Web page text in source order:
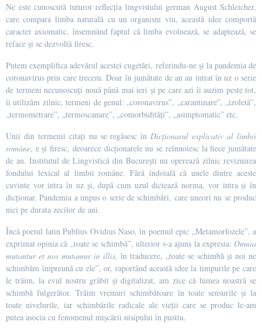
Ne este cunoscută tuturor reflecția lingvistului german August Schleicher,
care compara limba naturală cu un organism viu, această idee comportă
caracter axiomatic, însemnând faptul că limba evoluează, se adaptează, se
reface și se dezvoltă firesc.
Putem exemplifica adevărul acestei cugetări, referindu-ne și la pandemia de
coronavirus prin care trecem. Doar în jumătate de an au intrat în uz o serie
de termeni necunoscuți nouă până mai ieri și pe care azi îi auzim peste tot,
îi utilizăm zilnic, termeni de genul: „coronavirus”, „carantinare”, „izoletă”,
„termometrare”, „termoscanare”, „comorbidități”, „asimptomatic” etc.
Unii din termenii citați nu se regăsesc înDicționarul explicativ al limbii
române, e și firesc, deoarece dicționarele nu se reînnoiesc la fiece jumătate
de an. Institutul de Lingvistică din București nu operează zilnic revizuirea
fondului lexical al limbii române. Fără îndoială că unele dintre aceste
cuvinte vor intra în uz și, după cum uzul dictează norma, vor intra și în
dicționar. Pandemia a impus o serie de schimbări, care uneori nu se produc
nici pe durata zecilor de ani.
Încă poetul latin Publius Ovidius Naso, în poemul epic „Metamorfozele”, a
exprimat opinia că „toate se schimbă”, ulterior s-a ajuns la expresia: Omnia
mutantur et nos mutamur in illis, în traducere, „toate se schimbă și noi ne
schimbăm împreună cu ele”, or, raportând această idee la timpurile pe care
le trăim, la evul nostru grăbit și digitalizat, am zice că lumea noastră se
schimbă fulgerător. Trăim vremuri schimbătoare în toate sensurile și la
toate nivelurile, iar schimbările radicale ale vieții care se produc le-am
putea asocia cu fenomenul mișcării nisipului în pustiu.